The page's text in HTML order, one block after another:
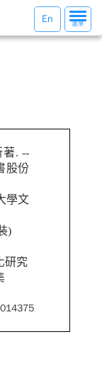
選
單
選單
En
. --
股份
學文
)
研究